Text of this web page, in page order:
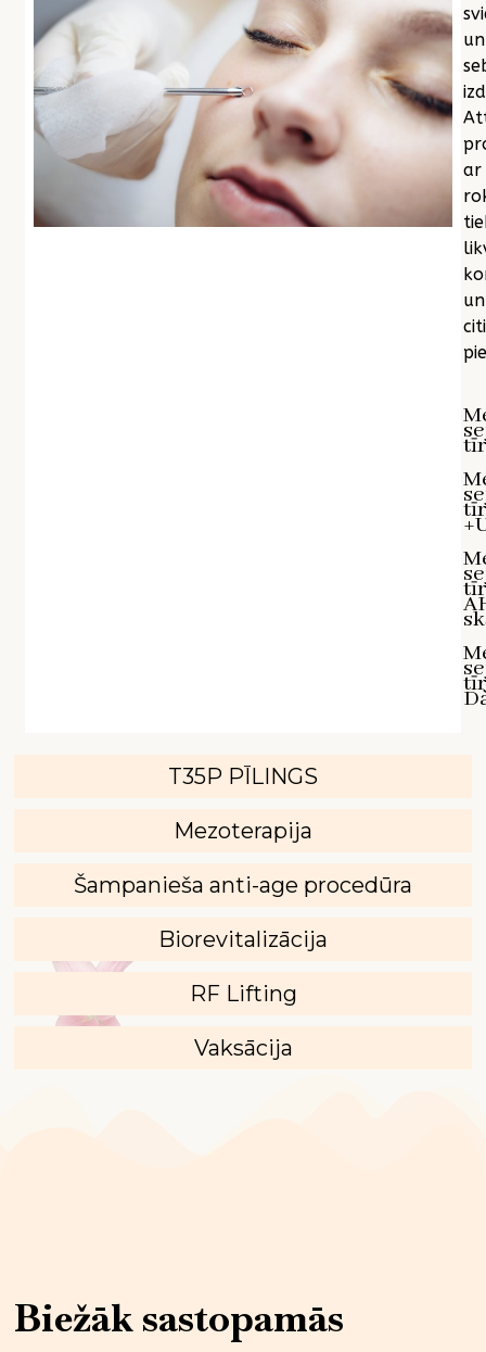
T35P PĪLINGS
Mezoterapija
Šampanieša anti-age procedūra
Biorevitalizācija
RF Lifting
Vaksācija
un
ar
un
citi
Biežāk sastopamās